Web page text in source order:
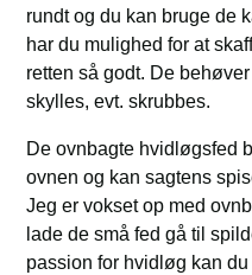
rundt og du kan bruge de
har du mulighed for at
retten så godt. De
skylles, evt. skrubbes.
De ovnbagte hvidløgsfed
ovnen og kan sagtens
Jeg er vokset op med
lade de små fed gå til
passion for hvidløg kan